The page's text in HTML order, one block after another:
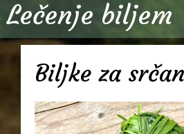
Lečenje biljem
Biljke za